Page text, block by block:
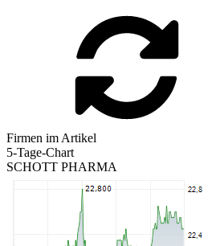
Firmen im Artikel
5-Tage-Chart
SCHOTT PHARMA